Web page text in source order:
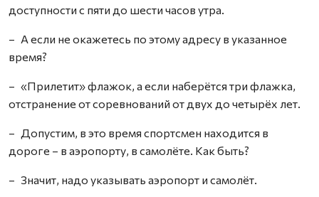
доступности с пяти до шести часов утра.
– А если не окажетесь по этому адресу в указанное
время?
– «Прилетит» флажок, а если наберётся три флажка,
отстранение от соревнований от двух до четырёх лет.
– Допустим, в это время спортсмен находится в
дороге – в аэропорту, в самолёте. Как быть?
– Значит, надо указывать аэропорт и самолёт.